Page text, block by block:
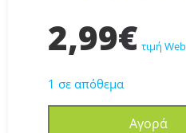
2,99€ τιμή Web
1 σε απόθεμα
Αγορά